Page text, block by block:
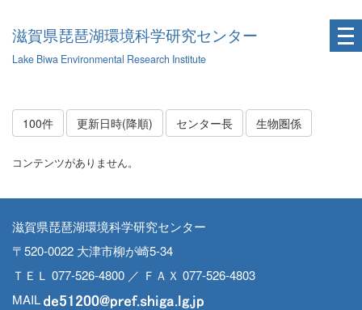
滋賀県琵琶湖環境科学研究センター
Lake Biwa Environmental Research Institute
100件 更新日時(降順) センター長 生物圏係
コンテンツがありません。
滋賀県琵琶湖環境科学研究センター
〒520-0022 大津市柳が崎5-34
ＴＥＬ 077-526-4800 ／ ＦＡＸ 077-526-4803
MAIL